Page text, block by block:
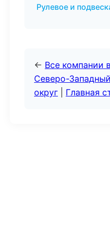
Рулевое и
← Все компании
Северо-
округ
Главная